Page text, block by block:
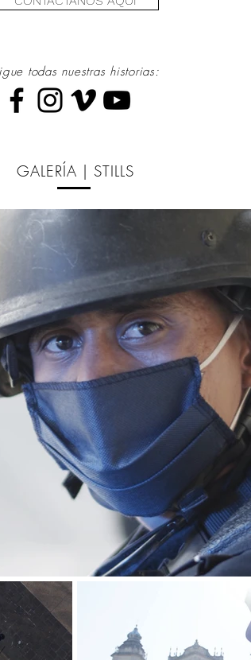
todas nuestras historias:
GALERÍA | STILLS